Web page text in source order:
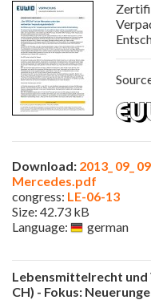
Download: 2013_ 09_
Mercedes.pdf
congress: LE-06-13
Size: 42.73 kB
Language:
german
Lebensmittelrecht und
CH) - Fokus: